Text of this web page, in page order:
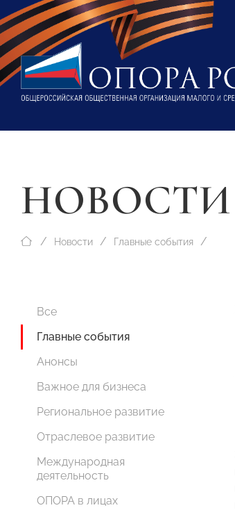
НОВОСТИ
Новости Главные события
Все
Главные события
Анонсы
Важное для бизнеса
Региональное развитие
Отраслевое развитие
Международная
деятельность
ОПОРА в лицах